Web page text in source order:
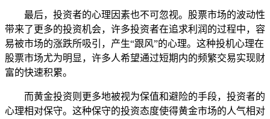
最后，投资者的心理因素也不可忽视。股票市场的波动性
带来了更多的投资机会，许多投资者在追求利润的过程中，容
易被市场的涨跌所吸引，产生“跟风”的心理。这种投机心理在
股票市场尤为明显，许多人希望通过短期内的频繁交易实现财
富的快速积累。
而黄金投资则更多地被视为保值和避险的手段，投资者的
心理相对保守。这种保守的投资态度使得黄金市场的人气相对